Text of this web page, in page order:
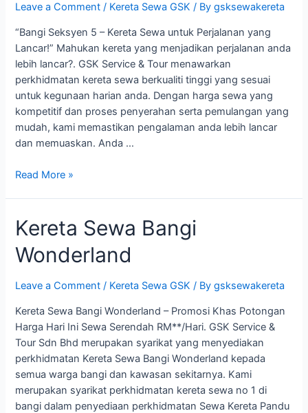
Leave a Comment / Kereta Sewa GSK / Bygsksewakereta
“Bangi Seksyen 5 – Kereta Sewa untuk Perjalanan yang
Lancar!” Mahukan kereta yang menjadikan perjalanan anda
lebih lancar?. GSK Service & Tour menawarkan
perkhidmatan kereta sewa berkualiti tinggi yang sesuai
untuk kegunaan harian anda. Dengan harga sewa yang
kompetitif dan proses penyerahan serta pemulangan yang
mudah, kami memastikan pengalaman anda lebih lancar
dan memuaskan. Anda …
Bangi
Read More »
Kereta Sewa Bangi
Wonderland
Leave a Comment / Kereta Sewa GSK / Bygsksewakereta
Kereta Sewa Bangi Wonderland – Promosi Khas Potongan
Harga Hari Ini Sewa Serendah RM**/Hari. GSK Service &
Tour Sdn Bhd merupakan syarikat yang menyediakan
perkhidmatan Kereta Sewa Bangi Wonderland kepada
semua warga bangi dan kawasan sekitarnya. Kami
merupakan syarikat perkhidmatan kereta sewa no 1 di
bangi dalam penyediaan perkhidmatan Sewa Kereta Pandu